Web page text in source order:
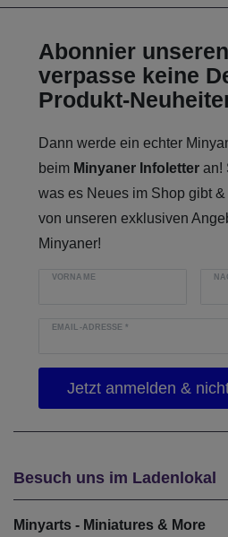
Abonnier
verpasse keine
Produkt-
Dann werde ein echter
beim Minyaner Infoletter an!
was es Neues im Shop gibt
von unseren exklusiven
Minyaner!
VORNAME
EMAIL-ADRESSE*
Besuch uns im Ladenlokal
Minyarts - Miniatures & More